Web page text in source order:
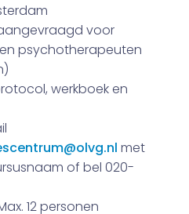
voor
psychotherapeuten
werkboek en
met
of bel 020-
12 personen